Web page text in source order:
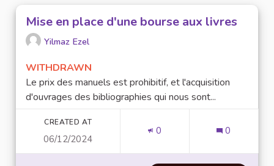
Mise en place d'une bourse aux livres
Yilmaz Ezel
WITHDRAWN
Le prix des manuels est prohibitif, et l'acquisition
d'ouvrages des bibliographies qui nous sont...
CREATED AT
06/12/2024
0 0